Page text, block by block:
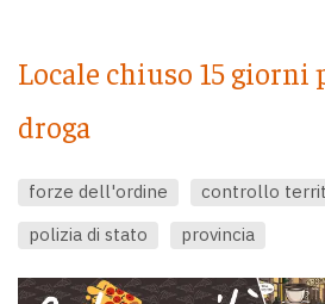
Locale chiuso 15 giorni
droga
forze dell'ordine
controllo
polizia di stato
provincia